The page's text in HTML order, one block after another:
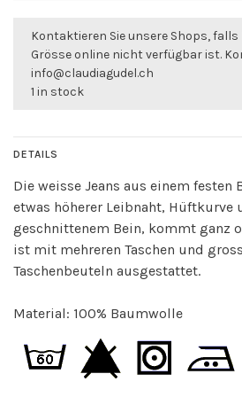
Kontaktieren Sie unsere Shops,
Grösse online nicht verfügbar ist.
info@claudiagudel.ch
1 in stock
DETAILS
Die weisse Jeans aus einem
etwas höherer Leibnaht, Hüftkurve
geschnittenem Bein, kommt ganz
ist mit mehreren Taschen und
Taschenbeuteln ausgestattet.
Material: 100% Baumwolle